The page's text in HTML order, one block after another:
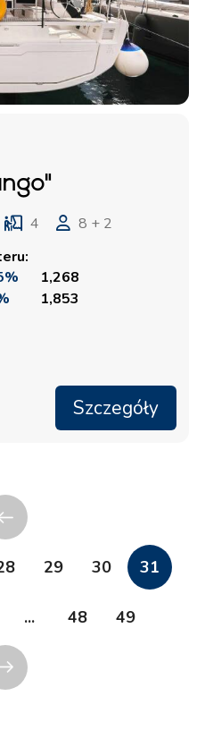
4
8 + 2
1,268
1,853
Szczegóły
29 30 31
... 48 49